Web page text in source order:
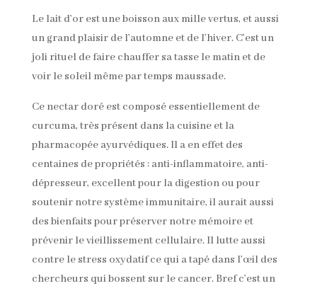
Le lait d’or est une boisson aux mille vertus, et aussi
un grand plaisir de l’automne et de l’hiver. C’est un
joli rituel de faire chauffer sa tasse le matin et de
voir le soleil même par temps maussade.
Ce nectar doré est composé essentiellement de
curcuma, très présent dans la cuisine et la
pharmacopée ayurvédiques. Il a en effet des
centaines de propriétés : anti-inflammatoire, anti-
dépresseur, excellent pour la digestion ou pour
soutenir notre système immunitaire, il aurait aussi
des bienfaits pour préserver notre mémoire et
prévenir le vieillissement cellulaire. Il lutte aussi
contre le stress oxydatif ce qui a tapé dans l’œil des
chercheurs qui bossent sur le cancer. Bref c’est un